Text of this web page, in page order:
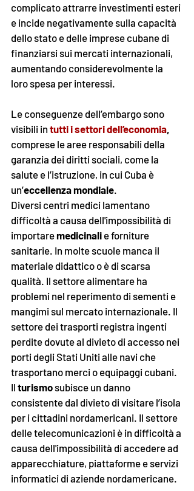
complicato attrarre investimenti esteri
e incide negativamente sulla capacità
dello stato e delle imprese cubane di
finanziarsi sui mercati internazionali,
aumentando considerevolmente la
loro spesa per interessi.
Le conseguenze dell’embargo sono
visibili in tutti i settori dell’economia,
comprese le aree responsabili della
garanzia dei diritti sociali, come la
salute e l’istruzione, in cui Cuba è
un’eccellenza mondiale.
Diversi centri medici lamentano
difficoltà a causa dell'impossibilità di
importare medicinali e forniture
sanitarie. In molte scuole manca il
materiale didattico o è di scarsa
qualità. Il settore alimentare ha
problemi nel reperimento di sementi e
mangimi sul mercato internazionale. Il
settore dei trasporti registra ingenti
perdite dovute al divieto di accesso nei
porti degli Stati Uniti alle navi che
trasportano merci o equipaggi cubani.
Il turismo subisce un danno
consistente dal divieto di visitare l’isola
per i cittadini nordamericani. Il settore
delle telecomunicazioni è in difficoltà a
causa dell'impossibilità di accedere ad
apparecchiature, piattaforme e servizi
informatici di aziende nordamericane.